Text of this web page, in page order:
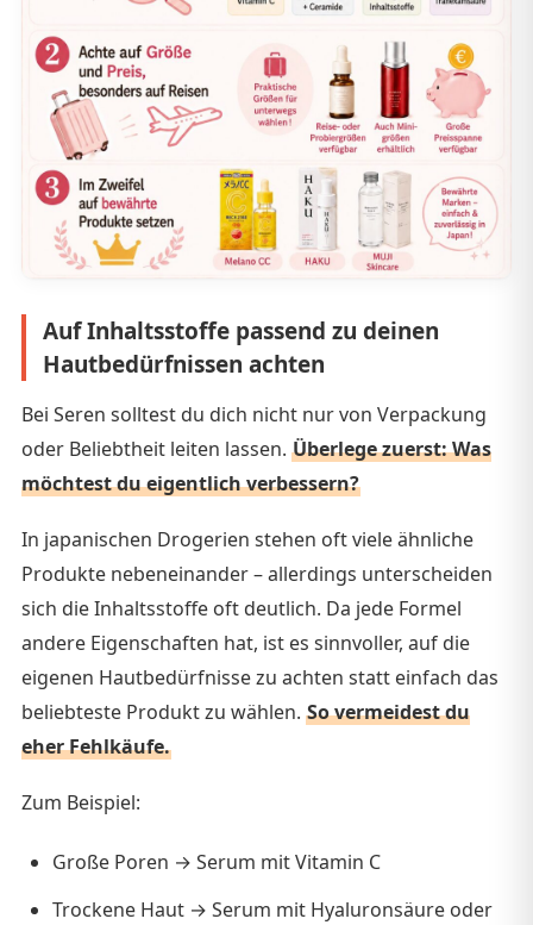
Auf Inhaltsstoffe passend zu deinen
Hautbedürfnissen achten
Bei Seren solltest du dich nicht nur von Verpackung
oder Beliebtheit leiten lassen. Überlege zuerst: Was
möchtest du eigentlich verbessern?
In japanischen Drogerien stehen oft viele ähnliche
Produkte nebeneinander – allerdings unterscheiden
sich die Inhaltsstoffe oft deutlich. Da jede Formel
andere Eigenschaften hat, ist es sinnvoller, auf die
eigenen Hautbedürfnisse zu achten statt einfach das
beliebteste Produkt zu wählen. So vermeidest du
eher Fehlkäufe.
Zum Beispiel:
Große Poren → Serum mit Vitamin C
Trockene Haut → Serum mit Hyaluronsäure oder